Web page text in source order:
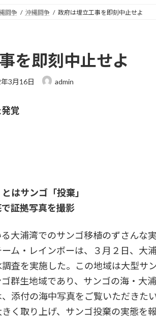
闘争 沖縄闘争 政府は埋立工事を即刻中止せよ
を即刻中止せよ
3月16日 admin
覚
はサンゴ「投棄」
証拠写真を撮影
大浦湾でのサンゴ移植のずさんな
ム・レインボーは、３月２日、大
査を実施した。この地域は大型サ
群生地域であり、サンゴの海・大
添付の海中写真をご覧いただきた
く取り上げ、サンゴ投棄の実態を報